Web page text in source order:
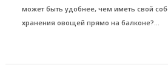
может быть удобнее, чем иметь свой
хранения овощей прямо на балконе?...